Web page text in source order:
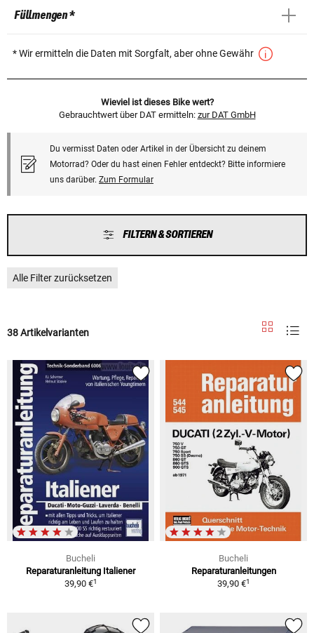
Füllmengen *
* Wir ermitteln die Daten mit Sorgfalt, aber ohne Gewähr
Wieviel ist dieses Bike wert?
Gebrauchtwert über DAT ermitteln: zur DAT GmbH
Du vermisst Daten oder Artikel in der Übersicht zu deinem
Motorrad? Oder du hast einen Fehler entdeckt? Bitte informiere
uns darüber. Zum Formular
FILTERN & SORTIEREN
Alle Filter zurücksetzen
38 Artikelvarianten
Bucheli
Reparaturanleitung Italiener
39,90 €1
Bucheli
Reparaturanleitungen
39,90 €1